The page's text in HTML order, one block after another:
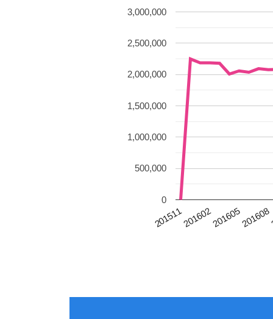
201511201602201605201608
0
500,000
1,000,000
1,500,000
2,000,000
2,500,000
3,000,000